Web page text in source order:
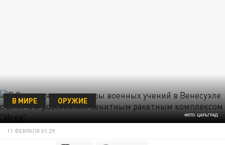
ФОТО: ЦАРЬГРАД
В МИРЕ ОРУЖИЕ
11 ФЕВРАЛЯ 01:29